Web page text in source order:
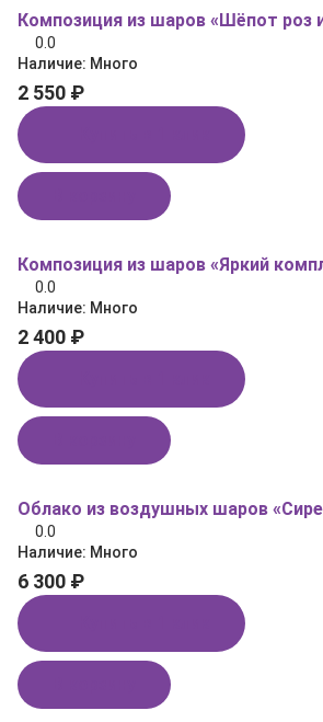
Композиция из шаров «Шёпот роз
0.0
Наличие: Много
2 550 ₽
Композиция из шаров «Яркий
0.0
Наличие: Много
2 400 ₽
Облако из воздушных шаров
0.0
Наличие: Много
6 300 ₽